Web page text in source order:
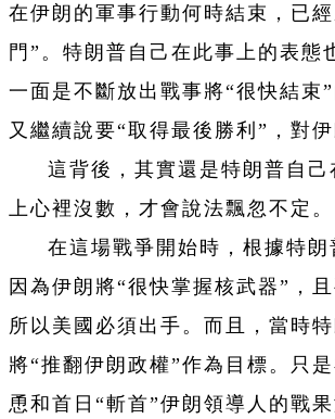
在伊朗的軍事行動何時結束，已
門”。特朗普自己在此事上的表態
一面是不斷放出戰事將“很快結束
又繼續說要“取得最後勝利”，對伊
這背後，其實還是特朗普自己
上心裡沒數，才會說法飄忽不定。
在這場戰爭開始時，根據特朗
因為伊朗將“很快掌握核武器”，且
所以美國必須出手。而且，當時
將“推翻伊朗政權”作為目標。只
恿和首日“斬首”伊朗領導人的戰